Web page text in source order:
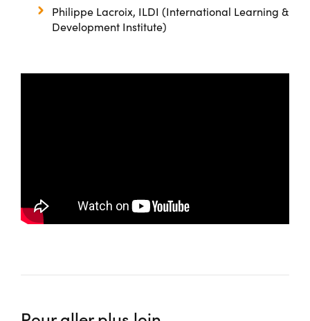
Philippe Lacroix, ILDI (International Learning &
Development Institute)